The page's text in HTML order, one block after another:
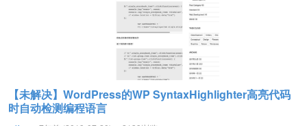
【未解决】WordPress的WP SyntaxHighlighter高亮代码
时自动检测编程语言